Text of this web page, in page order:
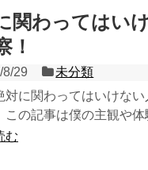
関わってはい
！
8/29
未分類
対に関わってはいけな
この記事は僕の主観や
む